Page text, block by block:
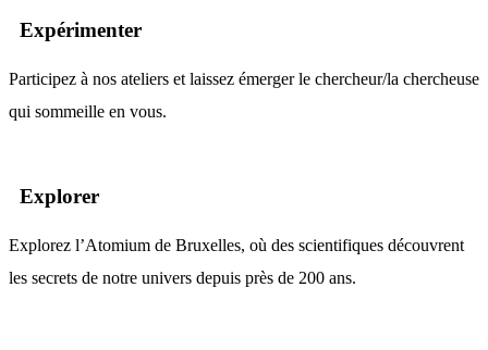
Expérimenter
Participez à nos ateliers et laissez émerger le chercheur/la chercheuse
qui sommeille en vous.
Explorer
Explorez l’Atomium de Bruxelles, où des scientifiques découvrent
les secrets de notre univers depuis près de 200 ans.